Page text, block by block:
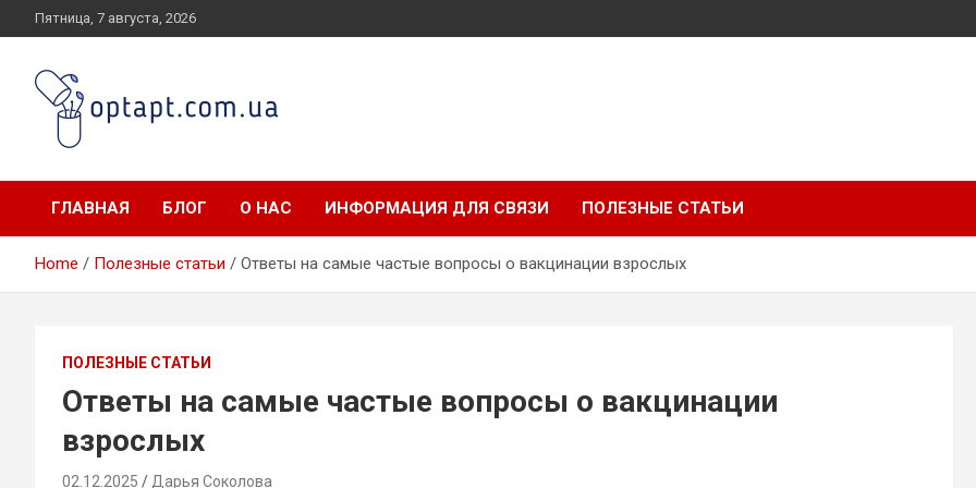
to
Пятница, 7 августа, 2026
optapt.com.ua
ГЛАВНАЯ БЛОГ О НАС ИНФОРМАЦИЯ ДЛЯ СВЯЗИ ПОЛЕЗНЫЕ СТАТЬИ
Home Полезные статьи Ответы на самые частые вопросы о вакцинации взрослых
ПОЛЕЗНЫЕ СТАТЬИ
Ответы на самые частые вопросы о вакцинации
взрослых
02.12.2025 Дарья Соколова